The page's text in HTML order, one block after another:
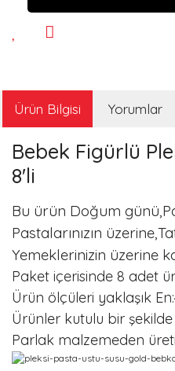
Ürün Bilgisi Yorumlar
Bebek Figürlü
8'li
Bu ürün Doğum
Pastalarınızın
Yemeklerinizin üzerine
Paket içerisinde 8 adet
Ürün ölçüleri yaklaşık
Ürünler kutulu bir
Parlak malzemeden